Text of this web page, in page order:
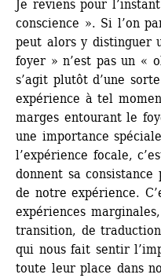
Je reviens pour
conscience ». Si l’on
peut alors y distinguer
foyer » n’est pas un «
s’agit plutôt d’une
expérience à tel
marges entourant le
une importance
l’expérience focale,
donnent sa
de notre expérience.
expériences
transition, de
qui nous fait sentir
toute leur place dans